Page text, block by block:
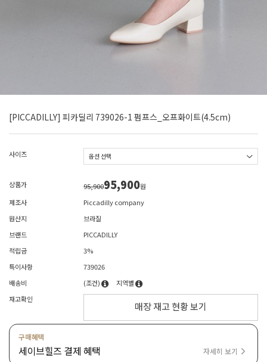
[PICCADILLY] 피카딜리 739026-1 펌프스_오프화이트(4.5cm)
사이즈
상품가 95,90095,900원
제조사
Piccadilly company
원산지
브라질
브랜드
PICCADILLY
적립금
3%
특이사항
739026
배송비
(조건)
지역별
재고확인
매장 재고 현황 보기
구매혜택
세이브힐즈 결제 혜택 자세히 보기